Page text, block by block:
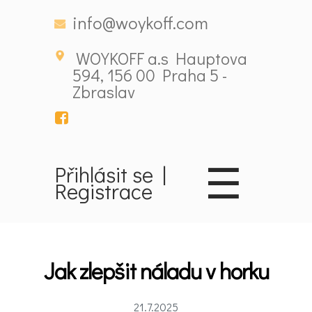
info@woykoff.com
WOYKOFF a.s Hauptova
594, 156 00 Praha 5 -
Zbraslav
Přihlásit se |
Registrace
Látky
☰
Jak zlepšit náladu v horku
21.7.2025